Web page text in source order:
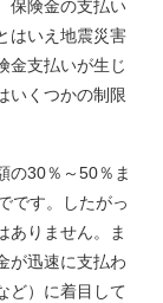
保険金の支払い
はいえ地震災害
金支払いが生じ
いくつかの制限
の30％～50％ま
です。したがっ
ありません。ま
が迅速に支払わ
ど）に着目して